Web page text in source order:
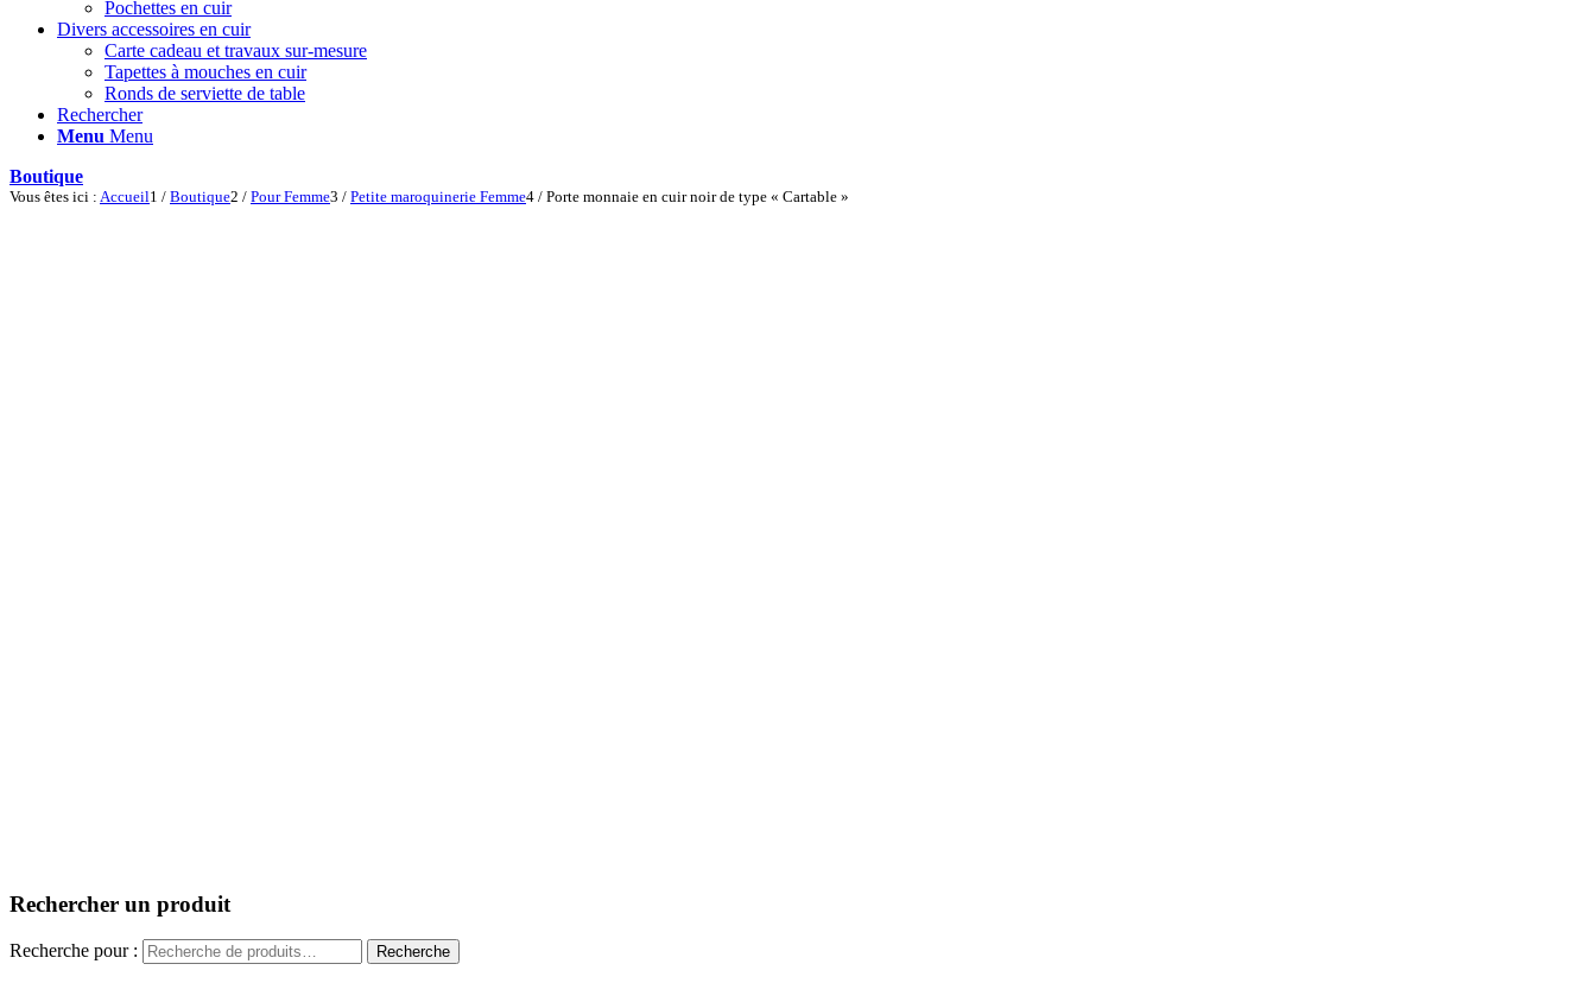
Pochettes en cuir
Divers accessoires en cuir
Carte cadeau et travaux sur-mesure
Tapettes à mouches en cuir
Ronds de serviette de table
Rechercher
Menu Menu
Boutique
Vous êtes ici : Accueil1 / Boutique2 / Pour Femme3 / Petite maroquinerie Femme4 / Porte monnaie en cuir noir de type « Cartable »
Rechercher un produit
Recherche pour : Recherche